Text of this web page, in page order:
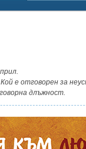
прил.
Кой е отговорен за
длъжност.